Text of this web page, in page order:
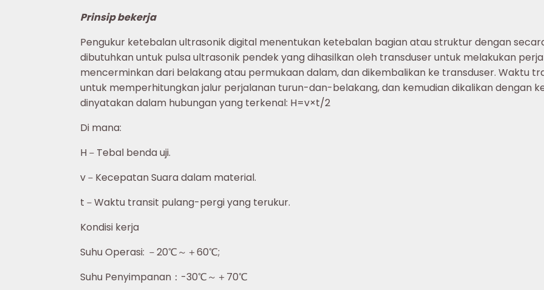
Prinsip bekerja
Pengukur ketebalan ultrasonik digital menentukan ketebalan bagian atau struktur dengan
dibutuhkan untuk pulsa ultrasonik pendek yang dihasilkan oleh transduser untuk melakukan
mencerminkan dari belakang atau permukaan dalam, dan dikembalikan ke transduser. Waktu
untuk memperhitungkan jalur perjalanan turun-dan-belakang, dan kemudian dikalikan dengan
dinyatakan dalam hubungan yang terkenal: H=v×t/2
Di mana:
H－Tebal benda uji.
v－Kecepatan Suara dalam material.
t－Waktu transit pulang-pergi yang terukur.
Kondisi kerja
Suhu Operasi: －20℃～＋60℃;
Suhu Penyimpanan：-30℃～＋70℃